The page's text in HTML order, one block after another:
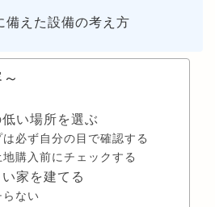
備えた設備の考え方
い場所を選ぶ
必ず自分の目で確認する
購入前にチェックする
家を建てる
ない